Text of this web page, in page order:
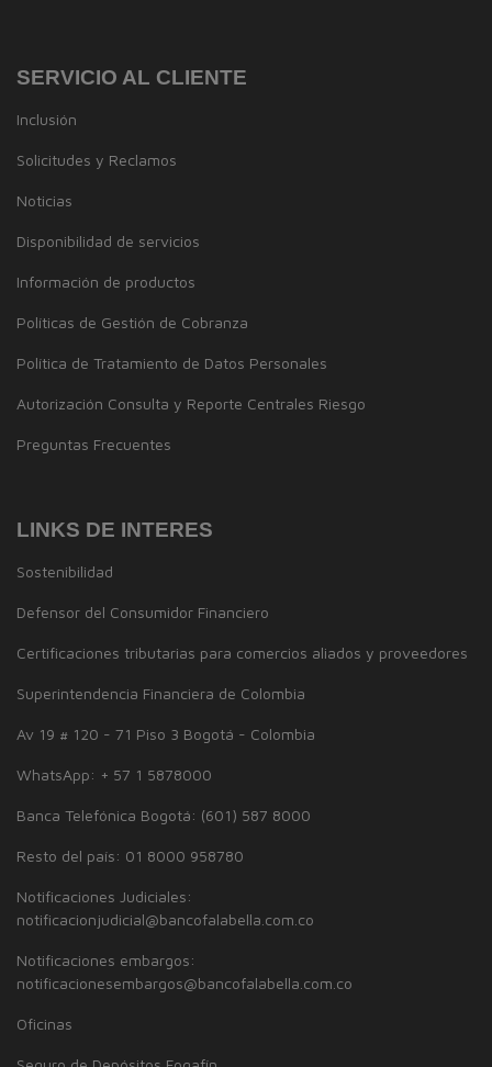
SERVICIO AL CLIENTE
Inclusión
Solicitudes y Reclamos
Noticias
Disponibilidad de servicios
Información de productos
Políticas de Gestión de Cobranza
Política de Tratamiento de Datos Personales
Autorización Consulta y Reporte Centrales Riesgo
Preguntas Frecuentes
LINKS DE INTERES
Sostenibilidad
Defensor del Consumidor Financiero
Certificaciones tributarias para comercios aliados y proveedores
Superintendencia Financiera de Colombia
Av 19 # 120 - 71 Piso 3 Bogotá - Colombia
WhatsApp: + 57 1 5878000
Banca Telefónica Bogotá: (601) 587 8000
Resto del país: 01 8000 958780
Notificaciones Judiciales:
notificacionjudicial@bancofalabella.com.co
Notificaciones embargos:
notificacionesembargos@bancofalabella.com.co
Oficinas